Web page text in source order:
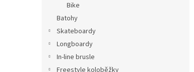
Bike
Batohy
Skateboardy
Longboardy
In-line brusle
Freestyle koloběžky